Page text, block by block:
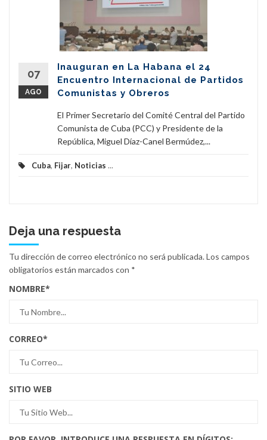
07
AGO
Inauguran en La Habana el 24
Encuentro Internacional de Partidos
Comunistas y Obreros
El Primer Secretario del Comité Central del Partido
Comunista de Cuba (PCC) y Presidente de la
República, Miguel Díaz-Canel Bermúdez,...
Cuba, Fijar, Noticias ...
Deja una respuesta
Tu dirección de correo electrónico no será publicada.Los campos
obligatorios están marcados con *
NOMBRE*
CORREO*
SITIO WEB